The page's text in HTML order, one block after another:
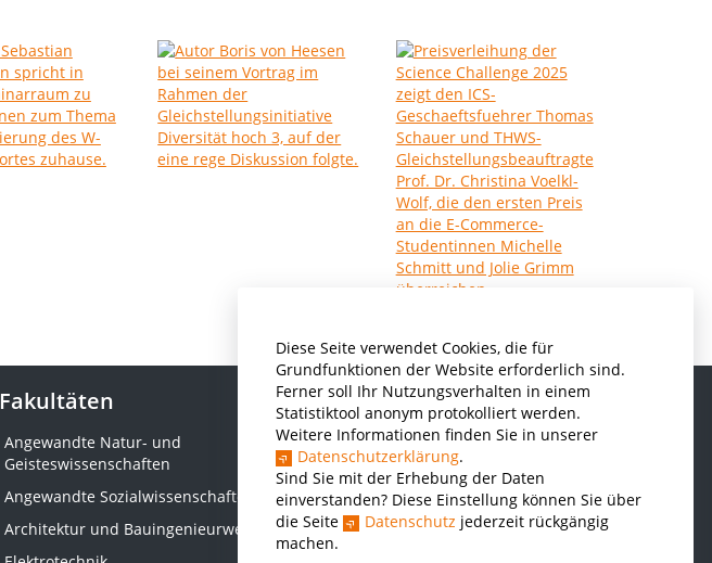
Diese Seite verwendet Cookies, die für
Grundfunktionen der Website erforderlich sind.
Ferner soll Ihr Nutzungsverhalten in einem
Statistiktool anonym protokolliert werden.
Weitere Informationen finden Sie in unserer
Datenschutzerklärung.
Sind Sie mit der Erhebung der Daten
einverstanden? Diese Einstellung können Sie über
die Seite
Datenschutz jederzeit rückgängig
machen.
Fakultäten
Angewandte Natur- und
Geisteswissenschaften
Angewandte Sozialwissenschaften
Architektur und Bauingenieurwesen
Informatik und Wirtschaftsinformatik
Kunststofftechnik und Vermessung
Maschinenbau
THWS Business School